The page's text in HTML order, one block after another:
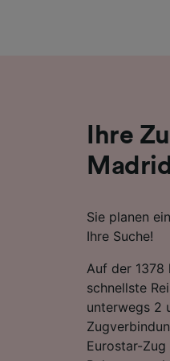
Ihre
Madrid
Sie planen
Ihre Suche!
Auf der 1378
schnellste
unterwegs 2
Eurostar-